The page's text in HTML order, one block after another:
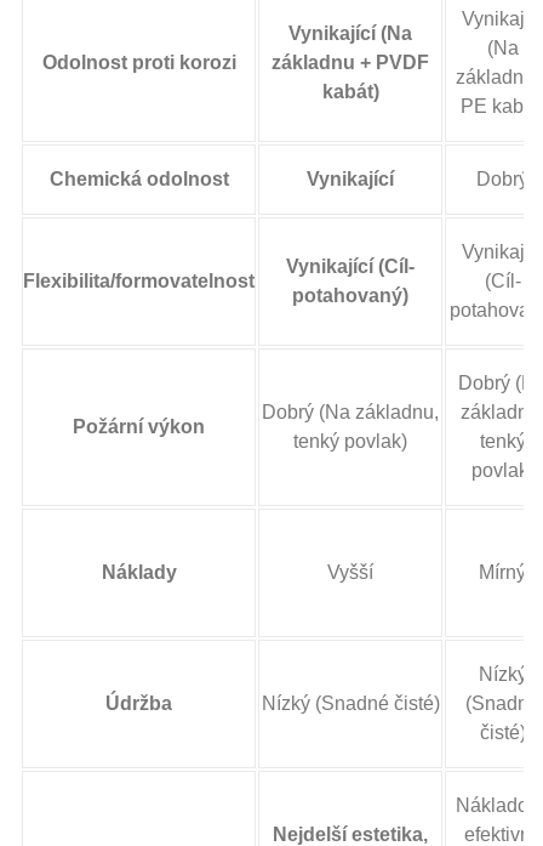
Odolnost proti korozi
Vynikající (Na
základnu + PVDF
kabát)
Vynikající
(Na
základnu
PE
Chemická odolnost Vynikající Dobrý
Flexibilita/formovatelnost
Vynikající (Cíl-
potahovaný)
Vynikající
(Cíl-
Požární výkon
Dobrý (Na základnu,
tenký povlak)
Dobrý
základnu,
tenký
povlak)
Náklady Vyšší Mírný
Údržba Nízký (Snadné čisté)
Nízký
(Snadné
čisté)
Nejdelší estetika,
efektivní,